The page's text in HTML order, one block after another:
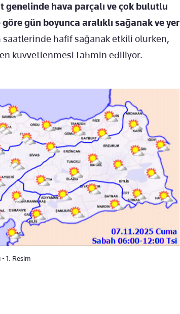
genelinde hava parçalı ve çok bulutlu
gün boyunca aralıklı sağanak ve yer
saatlerinde hafif sağanak etkili olurken,
kuvvetlenmesi tahmin ediliyor.
1. Resim